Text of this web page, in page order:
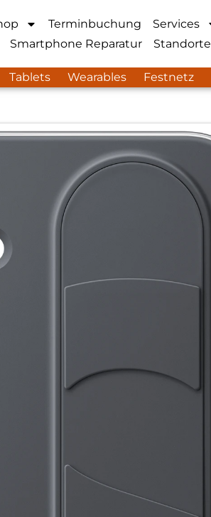
Terminbuchung Services
Smartphone Reparatur Standorte
Tablets Wearables Festnetz